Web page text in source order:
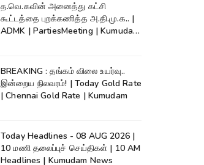
த.வெ.கவின் அனைத்து கட்சி
கூட்டத்தை புறக்கணித்த அ.தி.மு.க.. |
ADMK | PartiesMeeting | Kumudam
BREAKING : தங்கம் விலை உயர்வு..
இன்றைய நிலவரம்! | Today Gold Rate
| Chennai Gold Rate | Kumudam
Today Headlines - 08 AUG 2026 |
10 மணி தலைப்புச் செய்திகள் | 10 AM
Headlines | Kumudam News